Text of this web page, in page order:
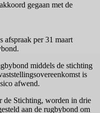
gegaan met de
afspraak per 31 maart
middels de stichting
is
afwend.
de Stichting, worden in drie
aan de rugbybond om